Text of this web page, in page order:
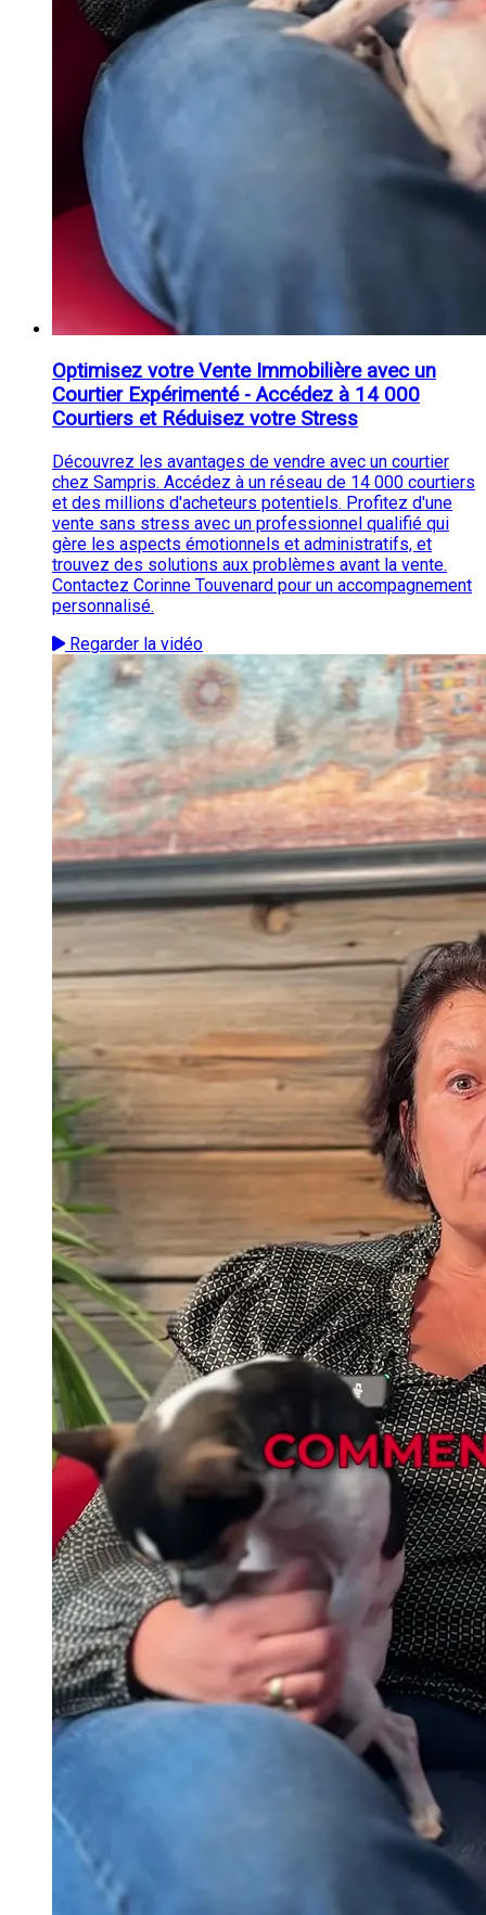
Optimisez votre Vente Immobilière avec un
Courtier Expérimenté - Accédez à 14 000
Courtiers et Réduisez votre Stress
Découvrez les avantages de vendre avec un courtier
chez Sampris. Accédez à un réseau de 14 000 courtiers
et des millions d'acheteurs potentiels. Profitez d'une
vente sans stress avec un professionnel qualifié qui
gère les aspects émotionnels et administratifs, et
trouvez des solutions aux problèmes avant la vente.
Contactez Corinne Touvenard pour un accompagnement
personnalisé.
Regarder la vidéo